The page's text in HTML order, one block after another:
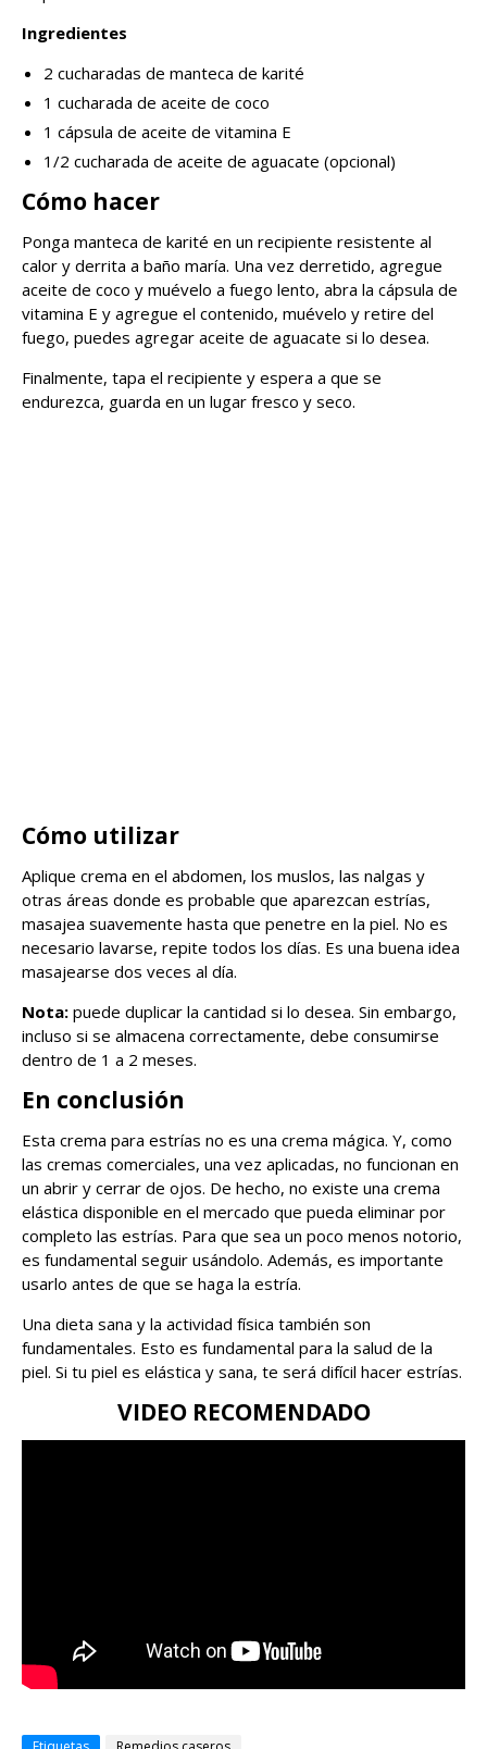
Ingredientes
2 cucharadas de manteca de karité
1 cucharada de aceite de coco
1 cápsula de aceite de vitamina E
1/2 cucharada de aceite de aguacate (opcional)
Cómo hacer
Ponga manteca de karité en un recipiente resistente al
calor y derrita a baño maría. Una vez derretido, agregue
aceite de coco y muévelo a fuego lento, abra la cápsula de
vitamina E y agregue el contenido, muévelo y retire del
fuego, puedes agregar aceite de aguacate si lo desea.
Finalmente, tapa el recipiente y espera a que se
endurezca, guarda en un lugar fresco y seco.
Cómo utilizar
Aplique crema en el abdomen, los muslos, las nalgas y
otras áreas donde es probable que aparezcan estrías,
masajea suavemente hasta que penetre en la piel. No es
necesario lavarse, repite todos los días. Es una buena idea
masajearse dos veces al día.
Nota: puede duplicar la cantidad si lo desea. Sin embargo,
incluso si se almacena correctamente, debe consumirse
dentro de 1 a 2 meses.
En conclusión
Esta crema para estrías no es una crema mágica. Y, como
las cremas comerciales, una vez aplicadas, no funcionan en
un abrir y cerrar de ojos. De hecho, no existe una crema
elástica disponible en el mercado que pueda eliminar por
completo las estrías. Para que sea un poco menos notorio,
es fundamental seguir usándolo. Además, es importante
usarlo antes de que se haga la estría.
Una dieta sana y la actividad física también son
fundamentales. Esto es fundamental para la salud de la
piel. Si tu piel es elástica y sana, te será difícil hacer estrías.
VIDEO RECOMENDADO